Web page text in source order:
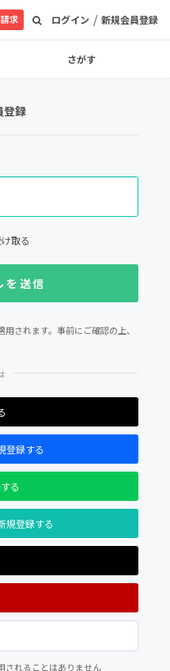
ログイン / 新規会員登録
求
さがす
登録
取る
用されます。事前にご確認の上、
登録する
る
規登録する
されることはありません